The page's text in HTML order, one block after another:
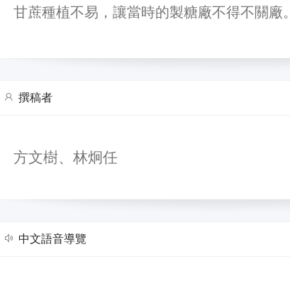
甘蔗種植不易，讓當時的製糖廠不得不關廠。
撰稿者
方文樹、林炯任
中文語音導覽